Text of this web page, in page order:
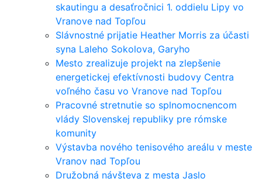
skautingu a desaťročnici 1. oddielu Lipy vo
Vranove nad Topľou
Slávnostné prijatie Heather Morris za účasti
syna Laleho Sokolova, Garyho
Mesto zrealizuje projekt na zlepšenie
energetickej efektívnosti budovy Centra
voľného času vo Vranove nad Topľou
Pracovné stretnutie so splnomocnencom
vlády Slovenskej republiky pre rómske
komunity
Výstavba nového tenisového areálu v meste
Vranov nad Topľou
Družobná návšteva z mesta Jaslo